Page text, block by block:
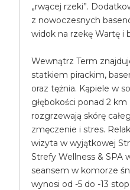
„rwącej rzeki”.
z nowoczesnych
widok na rzekę Wartę i
Wewnątrz Term
statkiem pirackim,
oraz tężnia. Kąpiele w
głębokości ponad 2 km
rozgrzewają skórę
zmęczenie i stres.
wizyta w wyjątkowej
Strefy Wellness & SPA
seansem w komorze
wynosi od -5 do -13